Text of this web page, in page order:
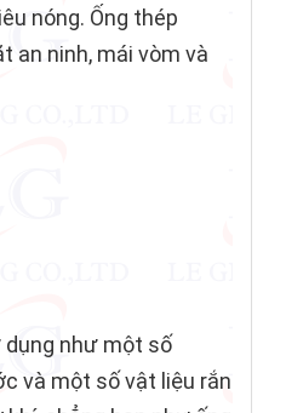
nóng. Ống thép
an ninh, mái vòm và
dụng như một số
và một số vật liệu rắn